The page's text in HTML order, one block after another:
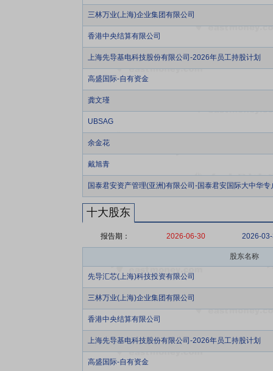
三林万业(上海)企业集团有限公司
香港中央结算有限公司
上海先导基电科技股份有限公司-2026年员工持股计划
高盛国际-自有资金
龚文瑾
UBSAG
余金花
戴旭青
国泰君安资产管理(亚洲)有限公司-国泰君安国际大中华专
十大股东
报告期： 2026-06-30 2026-
股东名称
先导汇芯(上海)科技投资有限公司
三林万业(上海)企业集团有限公司
香港中央结算有限公司
上海先导基电科技股份有限公司-2026年员工持股计划
高盛国际-自有资金